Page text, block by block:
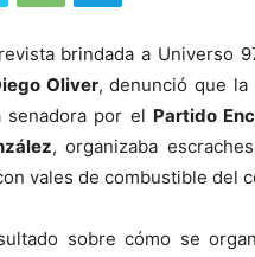
brindada a Universo
Oliver, denunció que la
senadora por el Partido
, organizaba
vales de combustible del
sobre cómo se